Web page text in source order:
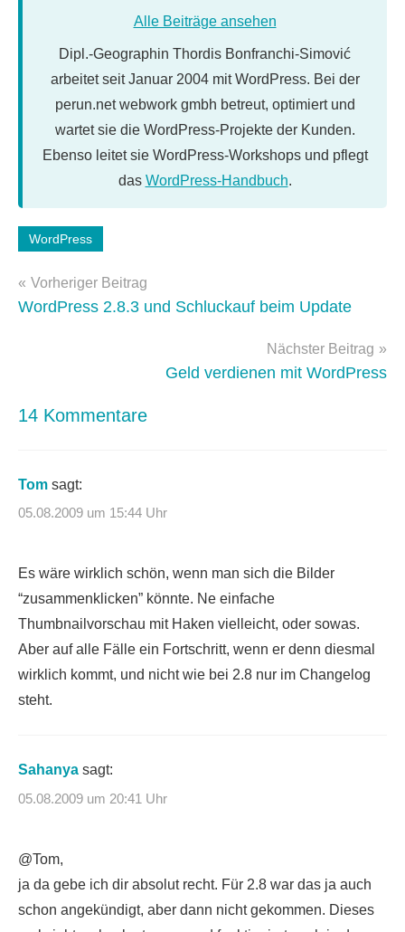
Alle Beiträge ansehen
Dipl.-Geographin Thordis Bonfranchi-Simović
arbeitet seit Januar 2004 mit WordPress. Bei der
perun.net webwork gmbh betreut, optimiert und
wartet sie die WordPress-Projekte der Kunden.
Ebenso leitet sie WordPress-Workshops und pflegt
das WordPress-Handbuch.
Schlagwörter:
WordPress,
wordpress
WordPress
Beitragsnavigation
Vorheriger Beitrag
WordPress 2.8.3 und Schluckauf beim Update
Nächster Beitrag
Geld verdienen mit WordPress
14 Kommentare
Tom sagt:
05.08.2009 um 15:44 Uhr
Es wäre wirklich schön, wenn man sich die Bilder
“zusammenklicken” könnte. Ne einfache
Thumbnailvorschau mit Haken vielleicht, oder sowas.
Aber auf alle Fälle ein Fortschritt, wenn er denn diesmal
wirklich kommt, und nicht wie bei 2.8 nur im Changelog
steht.
Sahanya sagt:
05.08.2009 um 20:41 Uhr
@Tom,
ja da gebe ich dir absolut recht. Für 2.8 war das ja auch
schon angekündigt, aber dann nicht gekommen. Dieses